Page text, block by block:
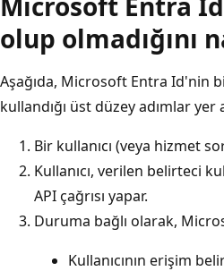
olup olmadığını
Aşağıda, Microsoft Entra Id'nin
kullandığı üst düzey adımlar
Bir kullanıcı (veya hizmet
Kullanıcı, verilen belirteci
API çağrısı yapar.
Duruma bağlı olarak,
Kullanıcının erişim